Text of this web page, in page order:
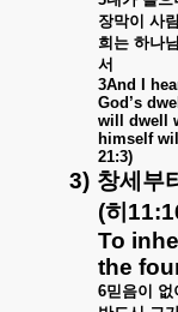
장막이 사
희는 하나
서
3And I
God’s
will dwell
himself
21:3)
3) 창세부
(히
To
the
6믿음이 없